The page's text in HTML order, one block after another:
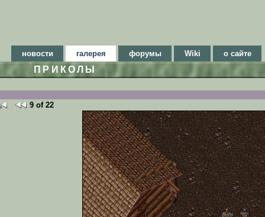
новости галерея форумы Wiki о сайте
ПРИКОЛЫ
9 of 22